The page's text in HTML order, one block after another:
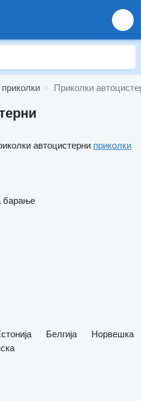
Приколки
автоцистерни приколки
барање
Белгија
Норвешка